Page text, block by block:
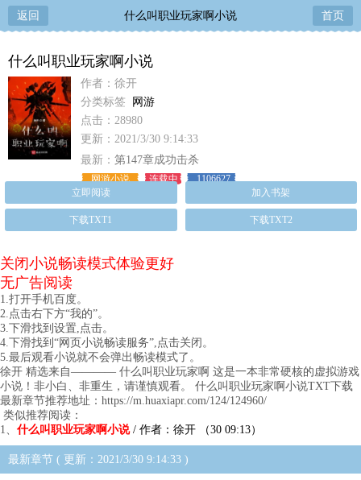
返回 什么叫职业玩家啊小说 首页
什么叫职业玩家啊小说
作者：徐开
分类标签
网游
点击：28980
更新：2021/3/30 9:14:33
最新： 第147章成功击杀
网游小说 连载中
1106627
立即阅读
加入书架
下载TXT1 下载TXT2
关闭小说畅读模式体验更好
无广告阅读
1.打开手机百度。
2.点击右下方“我的”。
3.下滑找到设置,点击。
4.下滑找到“网页小说畅读服务”,点击关闭。
5.最后观看小说就不会弹出畅读模式了。
徐开 精选来自———— 什么叫职业玩家啊 这是一本非常硬核的虚拟游戏
小说！非小白、非重生，请谨慎观看。 什么叫职业玩家啊小说TXT下载
最新章节推荐地址：https://m.huaxiapr.com/124/124960/
类似推荐阅读：
1、 什么叫职业玩家啊小说/ 作者：徐开 （30 09:13）
最新章节 ( 更新：2021/3/30 9:14:33 )